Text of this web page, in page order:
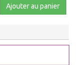
Ajouter au panier